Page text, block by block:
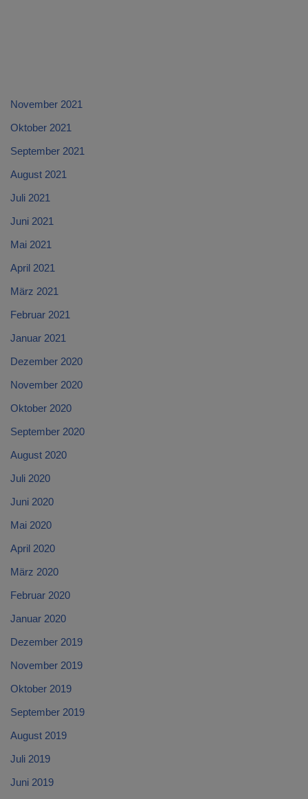
November 2021
Oktober 2021
September 2021
August 2021
Juli 2021
Juni 2021
Mai 2021
April 2021
März 2021
Februar 2021
Januar 2021
Dezember 2020
November 2020
Oktober 2020
September 2020
August 2020
Juli 2020
Juni 2020
Mai 2020
April 2020
März 2020
Februar 2020
Januar 2020
Dezember 2019
November 2019
Oktober 2019
September 2019
August 2019
Juli 2019
Juni 2019